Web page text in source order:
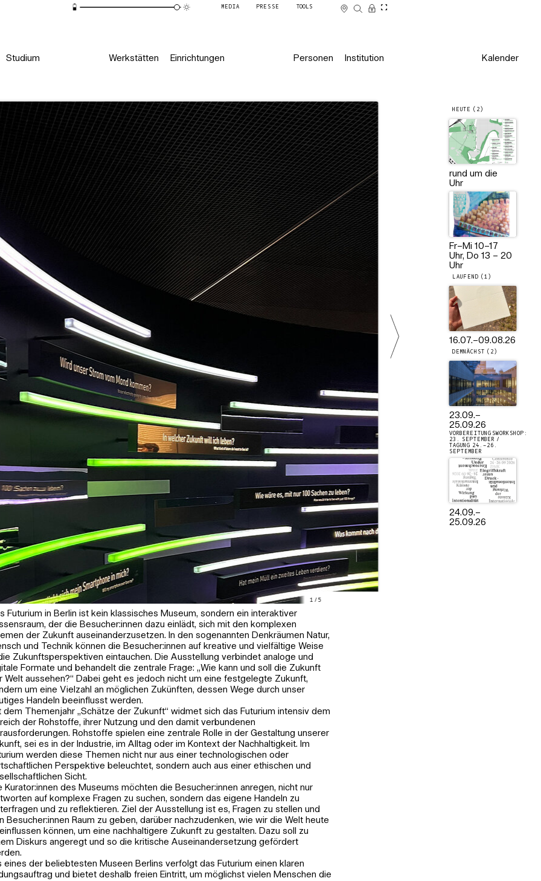
MEDIA PRESSE TOOLS
Studium Werkstätten Einrichtungen Personen Institution Kalender
1 / 5
Futurium in Berlin ist kein klassisches Museum, sondern ein interaktiver
der die Besucher:innen dazu einlädt, sich mit den komplexen
der Zukunft auseinanderzusetzen. In den sogenannten Denkräumen Natur,
und Technik können die Besucher:innen auf kreative und vielfältige Weise
Zukunftsperspektiven eintauchen. Die Ausstellung verbindet analoge und
Formate und behandelt die zentrale Frage: „Wie kann und soll die Zukunft
Welt aussehen?“ Dabei geht es jedoch nicht um eine festgelegte Zukunft,
um eine Vielzahl an möglichen Zukünften, dessen Wege durch unser
Handeln beeinflusst werden.
dem Themenjahr „Schätze der Zukunft“ widmet sich das Futurium intensiv dem
der Rohstoffe, ihrer Nutzung und den damit verbundenen
Rohstoffe spielen eine zentrale Rolle in der Gestaltung unserer
sei es in der Industrie, im Alltag oder im Kontext der Nachhaltigkeit. Im
werden diese Themen nicht nur aus einer technologischen oder
Perspektive beleuchtet, sondern auch aus einer ethischen und
Sicht.
Kurator:innen des Museums möchten die Besucher:innen anregen, nicht nur
auf komplexe Fragen zu suchen, sondern das eigene Handeln zu
und zu reflektieren. Ziel der Ausstellung ist es, Fragen zu stellen und
Besucher:innen Raum zu geben, darüber nachzudenken, wie wir die Welt heute
können, um eine nachhaltigere Zukunft zu gestalten. Dazu soll zu
Diskurs angeregt und so die kritische Auseinandersetzung gefördert
eines der beliebtesten Museen Berlins verfolgt das Futurium einen klaren
und bietet deshalb freien Eintritt, um möglichst vielen Menschen die
HEUTE (2)
rund um die
Uhr
Fr–Mi 10–17
Uhr, Do 13 – 20
Uhr
LAUFEND (1)
16.07.–09.08.26
DEMNÄCHST (2)
23.09.–
25.09.26
VORBEREITUNGSWORKSHOP:
23. SEPTEMBER /
TAGUNG 24.–26.
SEPTEMBER
24.09.–
25.09.26